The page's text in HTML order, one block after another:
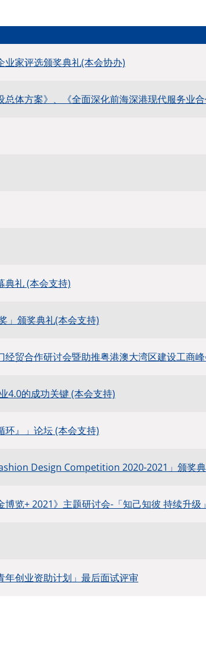
家评选颁奖典礼(本会协办)
总体方案》、《全面深化前海深港现代服务业
典礼 (本会支持)
」颁奖典礼(本会支持)
经贸合作研讨会暨助推粤港澳大湾区建设工商
4.0的成功关键 (本会支持)
环』」论坛 (本会支持)
Design Competition 2020-2021」颁奖
博览+ 2021》主题研讨会-「知己知彼 持续升级
年创业资助计划」最后面试评审